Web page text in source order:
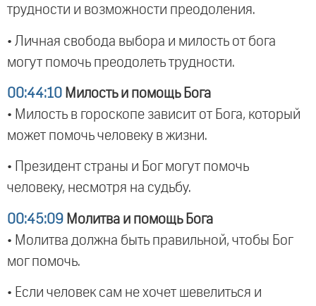
трудности и возможности преодоления.
• Личная свобода выбора и милость от бога
могут помочь преодолеть трудности.
00:44:10 Милость и помощь Бога
• Милость в гороскопе зависит от Бога, который
может помочь человеку в жизни.
• Президент страны и Бог могут помочь
человеку, несмотря на судьбу.
00:45:09 Молитва и помощь Бога
• Молитва должна быть правильной, чтобы Бог
мог помочь.
• Если человек сам не хочет шевелиться и